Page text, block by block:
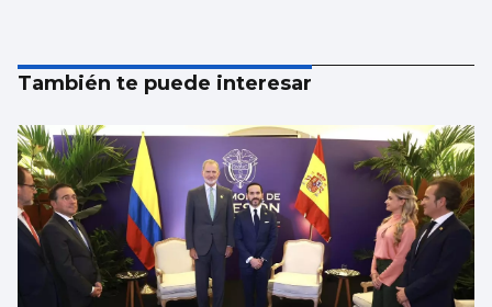
También te puede interesar